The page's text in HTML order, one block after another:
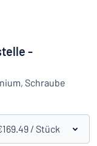
-
Schraube
/ Stück